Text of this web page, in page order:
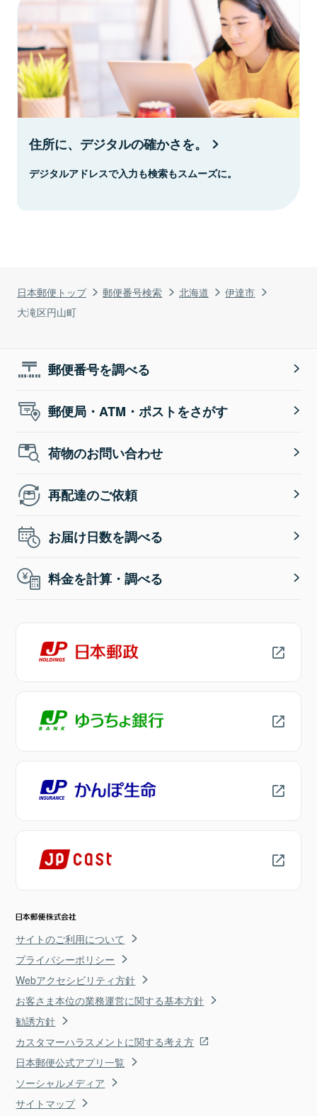
日本郵便トップ 郵便番号検索 北海道
伊達市
大滝区円山町
住所に、デジタルの確かさを。
デジタルアドレスで入力も検索もスムーズに。
郵便番号を調べる
郵便局・ATM・ポストをさがす
荷物のお問い合わせ
再配達のご依頼
お届け日数を調べる
料金を計算・調べる
サイトのご利用について
プライバシーポリシー
Webアクセシビリティ方針
お客さま本位の業務運営に関する基本方針
勧誘方針
カスタマーハラスメントに関する考え方
日本郵便公式アプリ一覧
ソーシャルメディア
サイトマップ